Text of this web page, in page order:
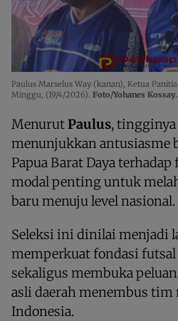
Paulus Marselus Way (kanan), Ketua Panitia
Minggu, (19/4/2026). Foto/Yohanes Kossay.
MenurutPaulus,
menunjukkan antusiasme
Papua Barat Daya
modal penting untuk
baru menuju level nasional.
Seleksi ini dinilai menjadi
memperkuat fondasi futsal
sekaligus membuka
asli daerah menembus tim
Indonesia.